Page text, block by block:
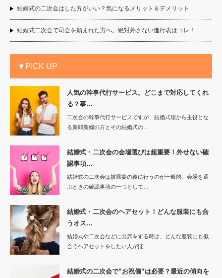
結婚式の二次会はした方がいい？気になるメリット＆デメリット
結婚式二次会で司会を頼まれた方へ。絶対外さない進行表はコレ！…
▼PICK UP
人気の幹事代行サービス。どこまで対応してくれ
る？事…
二次会の幹事代行サービスですが、結婚式場から主役とな
る新郎新婦の方とその結婚式の…
結婚式・二次会の会場選びは超重要！外せない確
認事項…
結婚式の二次会は披露宴の後に行うのが一般的、会場を選
ぶときの確認事項の一つとして…
結婚式・二次会のヘアセット！どんな服装にも合
うオス…
結婚式や二次会などに出席をする時は、どんな服装にも似
合うヘアセットをしたい人がほ…
結婚式の二次会で”お祝儀”は必要？最近の傾向を